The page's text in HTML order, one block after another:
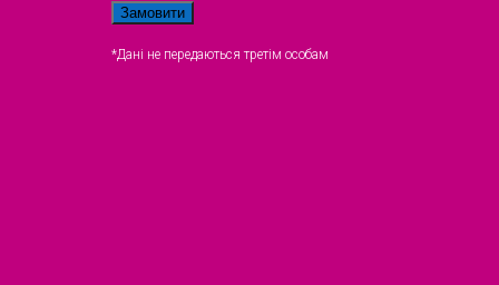
*Дані не передаються третім особам